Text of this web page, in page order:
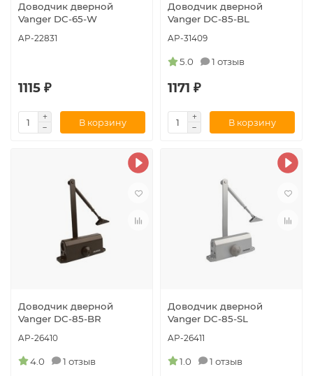
Доводчик дверной
Vanger DC-65-W
AP-22831
1115 ₽
В корзину
Доводчик дверной
Vanger DC-85-BL
AP-31409
5.0 1 отзыв
1171 ₽
В корзину
Доводчик дверной
Vanger DC-85-BR
AP-26410
4.0 1 отзыв
Доводчик дверной
Vanger DC-85-SL
AP-26411
1.0 1 отзыв